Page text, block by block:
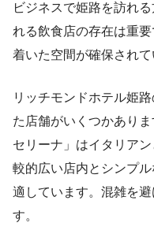
ビジネスで姫路を訪れ
れる飲食店の存在は重
着いた空間が確保され
リッチモンドホテル姫
た店舗がいくつかあり
セリーナ」はイタリア
較的広い店内とシンプ
適しています。混雑を
す。